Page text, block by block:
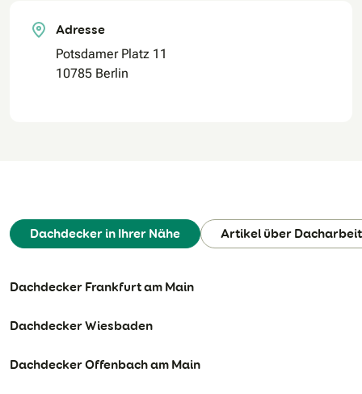
Adresse
Potsdamer Platz 11
10785 Berlin
Dachdecker in Ihrer Nähe Artikel über
Dachdecker Frankfurt am Main
Dachdecker Wiesbaden
Dachdecker Offenbach am Main